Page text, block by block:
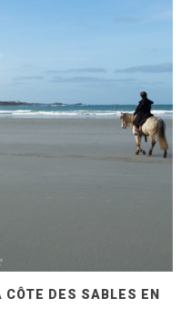
DES SABLES EN